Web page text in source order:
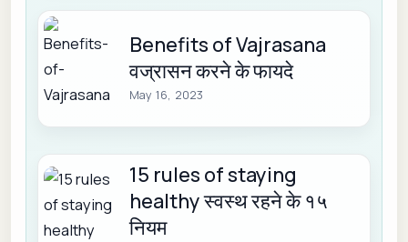
Benefits of Vajrasana
वज्रासन करने के फायदे
May 16, 2023
15 rules of staying
healthy स्वस्थ रहने के १५
नियम